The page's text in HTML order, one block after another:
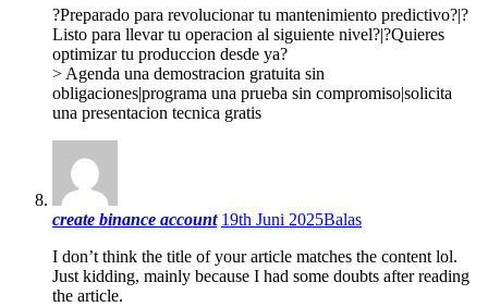
?Preparado para revolucionar tu mantenimiento predictivo?|?
Listo para llevar tu operacion al siguiente nivel?|?Quieres
optimizar tu produccion desde ya?
> Agenda una demostracion gratuita sin
obligaciones|programa una prueba sin compromiso|solicita
una presentacion tecnica gratis
create binance account 19th Juni 2025Balas
I don’t think the title of your article matches the content lol.
Just kidding, mainly because I had some doubts after reading
the article.